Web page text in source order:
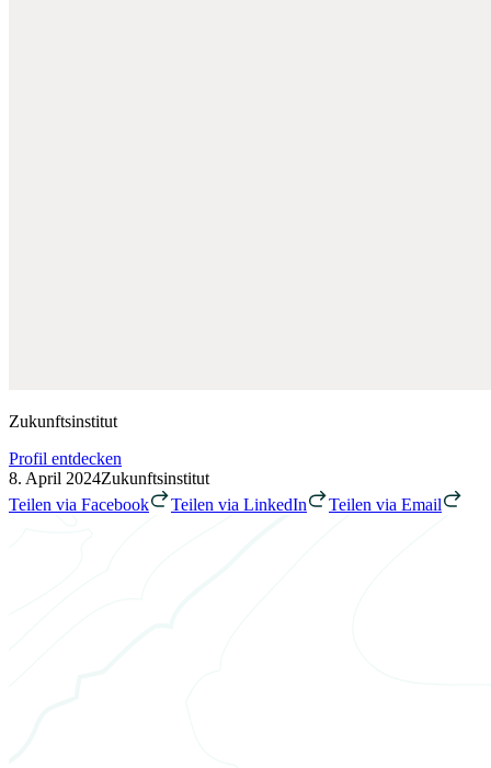
Zukunftsinstitut
Profil entdecken
8. April 2024Zukunftsinstitut
Teilen via Facebook
Teilen via LinkedIn Teilen via Email